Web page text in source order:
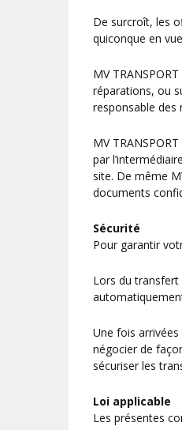
De surcroît, les
quiconque en
MV
réparations, ou
responsable des
MV
par
site. De même
documents
Sécurité
Pour garantir
Lors du transfert
Une fois arrivées
négocier de
sécuriser les
Loi applicable
Les présentes